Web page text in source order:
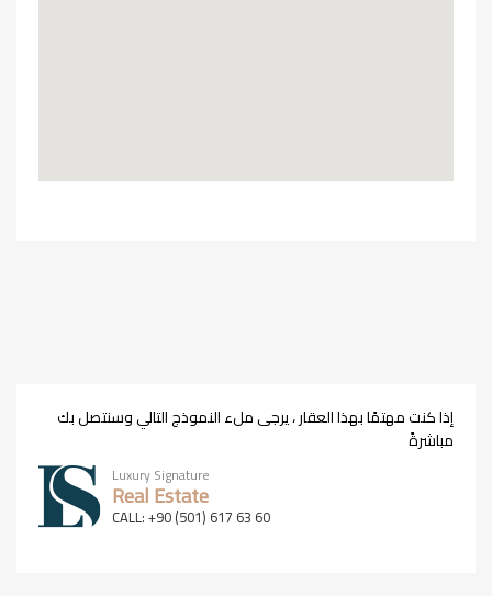
إذا كنت مهتمًا بهذا العقار ، يرجى ملء النموذج التالي وسنتصل بك
مباشرةً
Luxury Signature
Real Estate
CALL: +90 (501) 617 63 60